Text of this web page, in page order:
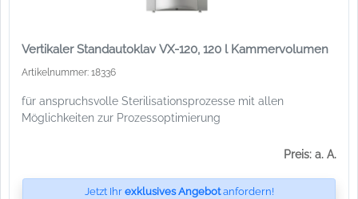
Vertikaler Standautoklav VX-120, 120 l Kammervolumen
Artikelnummer: 18336
für anspruchsvolle Sterilisationsprozesse mit allen
Möglichkeiten zur Prozessoptimierung
Preis: a. A.
Jetzt Ihr exklusives Angebotanfordern!